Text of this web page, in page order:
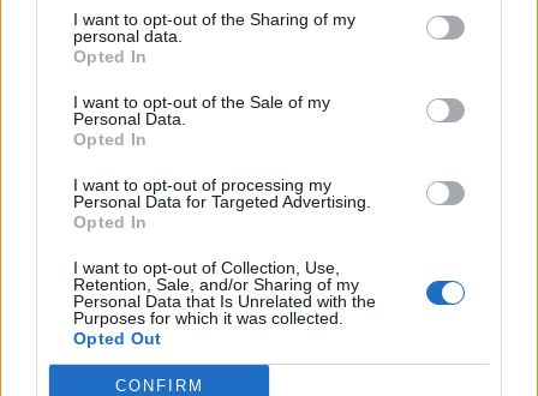
I want to opt-out of the Sharing of my
personal data.
Opted In
I want to opt-out of the Sale of my
Personal Data.
Opted In
I want to opt-out of processing my
Personal Data for Targeted Advertising.
Opted In
I want to opt-out of Collection, Use,
Retention, Sale, and/or Sharing of my
Personal Data that Is Unrelated with the
Purposes for which it was collected.
Opted Out
CONFIRM
gyűjteménye
Elyna Robbs: Adéle és az örökölt árnyak
13. rész